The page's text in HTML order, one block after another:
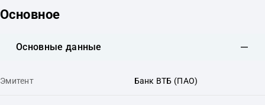
Основное
Основные данные
Эмитент Банк ВТБ (ПАО)